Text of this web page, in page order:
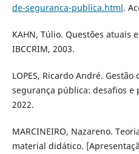
de-seguranca-publica.html.
KAHN, Túlio. Questões atuais
IBCCRIM, 2003.
LOPES, Ricardo André.
segurança pública: desafios e
2022.
MARCINEIRO, Nazareno.
material didático.